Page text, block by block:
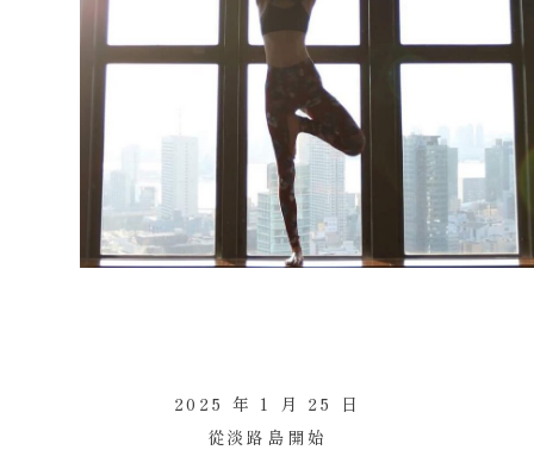
2025 年 1 月 25 日
從淡路島開始